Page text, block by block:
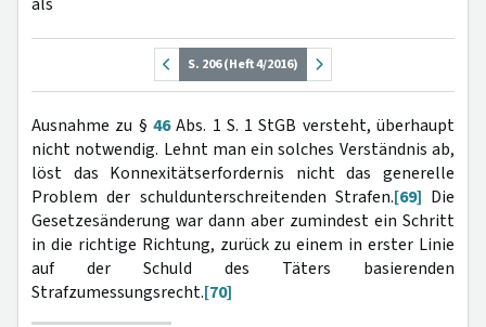
S. 206 (Heft 4/2016)
Ausnahme zu § 46Abs. 1 S. 1 StGB versteht, überhaupt
nicht notwendig. Lehnt man ein solches Verständnis ab,
löst das Konnexitätserfordernis nicht das generelle
Problem der schuldunterschreitenden Strafen.[69] Die
Gesetzesänderung war dann aber zumindest ein Schritt
in die richtige Richtung, zurück zu einem in erster Linie
auf der Schuld des Täters basierenden
Strafzumessungsrecht.[70]